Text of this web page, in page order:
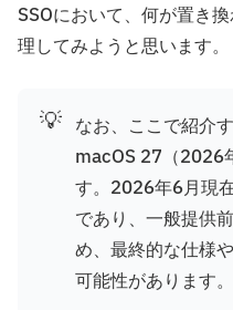
SSOにおいて、何が置き
理してみようと思います。
💡 なお、ここで紹介
macOS 27（2026
す。2026年6月現
であり、一般提供
め、最終的な仕様
可能性があります。